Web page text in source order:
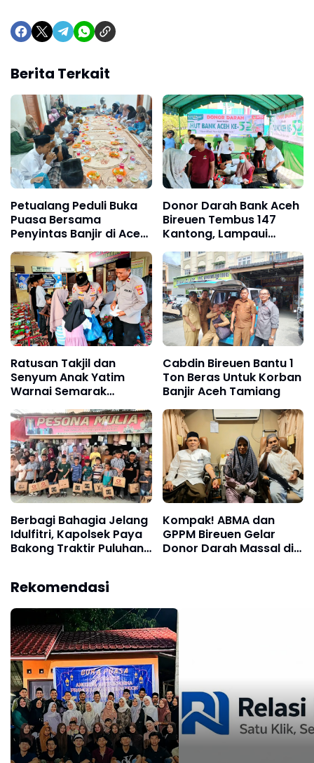
Berita Terkait
Petualang Peduli Buka
Puasa Bersama
Penyintas Banjir di Aceh
Tamiang
Donor Darah Bank Aceh
Bireuen Tembus 147
Kantong, Lampaui
Target
Ratusan Takjil dan
Senyum Anak Yatim
Warnai Semarak
Ramadhan di Polsek
Seunuddon
Cabdin Bireuen Bantu 1
Ton Beras Untuk Korban
Banjir Aceh Tamiang
Berbagi Bahagia Jelang
Idulfitri, Kapolsek Paya
Bakong Traktir Puluhan
Kompak! ABMA dan
GPPM Bireuen Gelar
Donor Darah Massal di
Rekomendasi